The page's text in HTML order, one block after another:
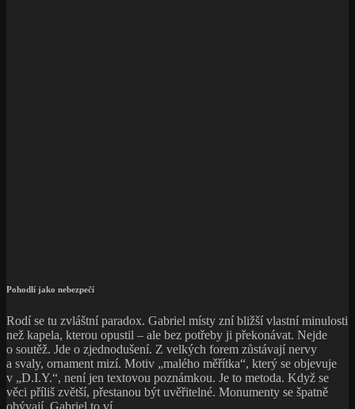
Pohodlí jako nebezpečí
Rodí se tu zvláštní paradox. Gabriel místy zní bližší vlastní minulosti
než kapela, kterou opustil – ale bez potřeby ji překonávat. Nejde
o soutěž. Jde o zjednodušení. Z velkých forem zůstávají nervy
a svaly, ornament mizí. Motiv „malého měřítka“, který se objevuje
v „D.I.Y.“, není jen textovou poznámkou. Je to metoda. Když se
věci příliš zvětší, přestanou být uvěřitelné. Monumenty se špatně
obývají. Gabriel to ví.